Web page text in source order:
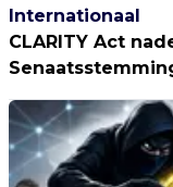
Internationaal
CLARITY Act